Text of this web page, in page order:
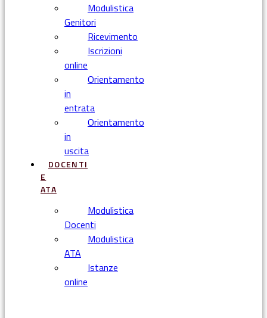
Modulistica
Genitori
Ricevimento
Iscrizioni
online
Orientamento
in
entrata
Orientamento
in
uscita
DOCENTI
E
ATA
Modulistica
Docenti
Modulistica
ATA
Istanze
online